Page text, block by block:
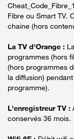
Fibre ou Smart TV.
chaine (hors
La TV d'Orange :
programmes (hors
(hors programmes
la diffusion)
programme).
L'enregistreur TV :
conservés 36 mois.